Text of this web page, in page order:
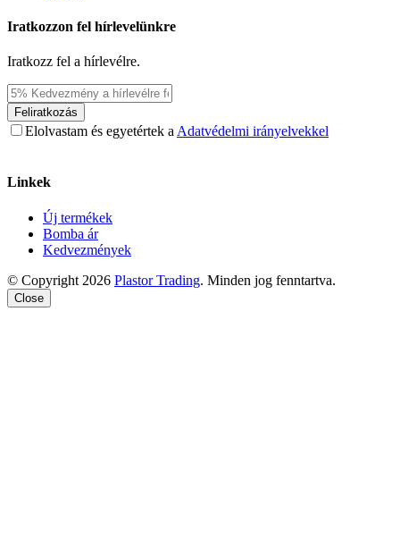
Iratkozzon fel hírlevelünkre
Iratkozz fel a hírlevélre.
Feliratkozás
Elolvastam és egyetértek a Adatvédelmi irányelvekkel
Linkek
Új termékek
Bomba ár
Kedvezmények
© Copyright 2026 Plastor Trading. Minden jog fenntartva.
Close